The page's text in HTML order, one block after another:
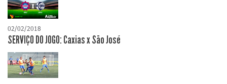
02/02/2018
SERVIÇO DO JOGO: Caxias x São José